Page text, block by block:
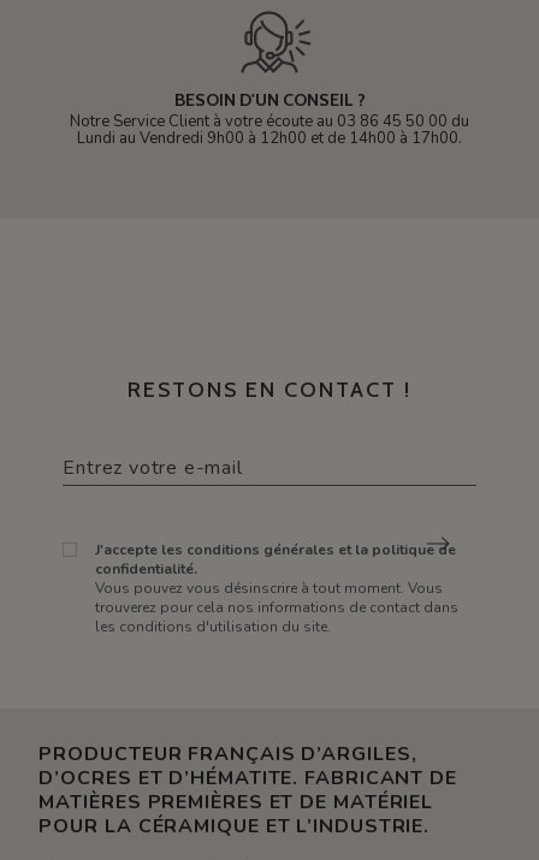
BESOIN D'UN CONSEIL ?
Notre Service Client à votre écoute au 03 86 45 50 00 du
Lundi au Vendredi 9h00 à 12h00 et de 14h00 à 17h00.
RESTONS EN CONTACT !
J'accepte les conditions générales et la politique de
confidentialité.
Vous pouvez vous désinscrire à tout moment. Vous
trouverez pour cela nos informations de contact dans
les conditions d'utilisation du site.
PRODUCTEUR FRANÇAIS D’ARGILES,
D’OCRES ET D’HÉMATITE. FABRICANT DE
MATIÈRES PREMIÈRES ET DE MATÉRIEL
POUR LA CÉRAMIQUE ET L’INDUSTRIE.